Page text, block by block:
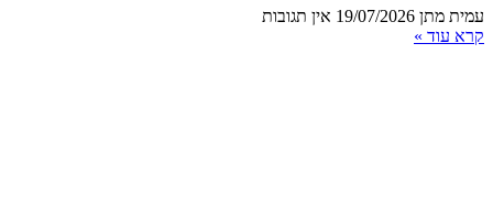
עמית מתן 19/07/2026 אין תגובות
קרא עוד »